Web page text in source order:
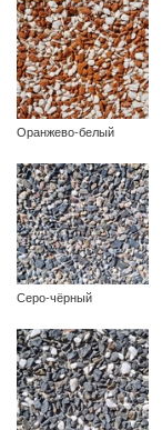
Оранжево-белый
Серо-чёрный